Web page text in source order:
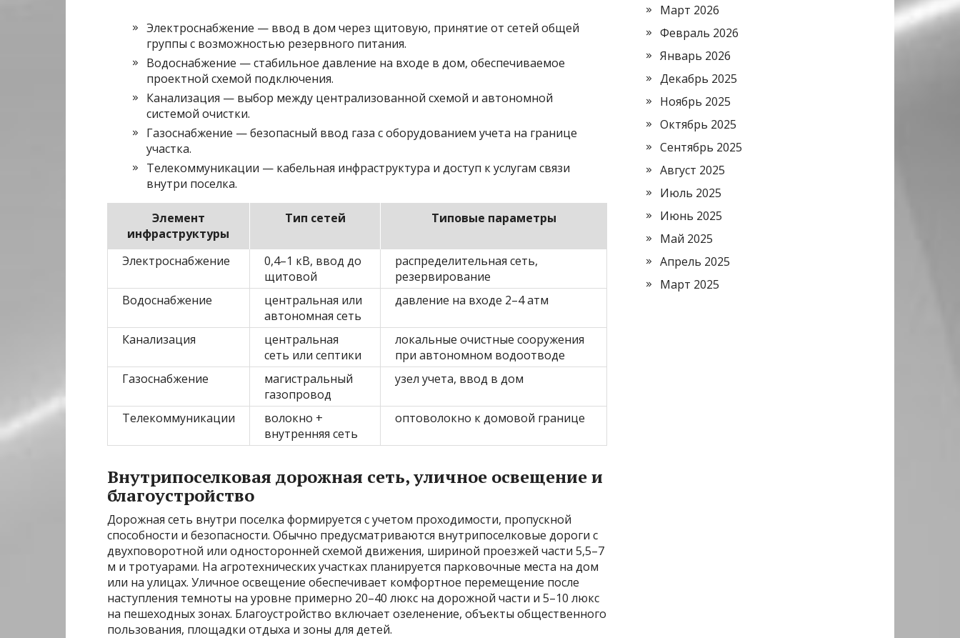
Электроснабжение — ввод в дом через щитовую, принятие от сетей общей
группы с возможностью резервного питания.
Водоснабжение — стабильное давление на входе в дом, обеспечиваемое
проектной схемой подключения.
Канализация — выбор между централизованной схемой и автономной
системой очистки.
Газоснабжение — безопасный ввод газа с оборудованием учета на границе
участка.
Телекоммуникации — кабельная инфраструктура и доступ к услугам связи
внутри поселка.
Элемент
инфраструктуры
Тип сетей Типовые параметры
Электроснабжение
0,4–1 кВ, ввод до
щитовой
распределительная сеть,
резервирование
Водоснабжение
центральная или
автономная сеть
давление на входе 2–4 атм
Канализация
центральная
сеть или септики
локальные очистные сооружения
при автономном водоотводе
Газоснабжение
магистральный
газопровод
узел учета, ввод в дом
Телекоммуникации
волокно +
внутренняя сеть
оптоволокно к домовой границе
Внутрипоселковая дорожная сеть, уличное освещение и
благоустройство
Дорожная сеть внутри поселка формируется с учетом проходимости, пропускной
способности и безопасности. Обычно предусматриваются внутрипоселковые дороги с
двухповоротной или односторонней схемой движения, шириной проезжей части 5,5–7
м и тротуарами. На агротехнических участках планируется парковочные места на дом
или на улицах. Уличное освещение обеспечивает комфортное перемещение после
наступления темноты на уровне примерно 20–40 люкс на дорожной части и 5–10 люкс
на пешеходных зонах. Благоустройство включает озеленение, объекты общественного
пользования, площадки отдыха и зоны для детей.
Март 2026
Февраль 2026
Январь 2026
Декабрь 2025
Ноябрь 2025
Октябрь 2025
Сентябрь 2025
Август 2025
Июль 2025
Июнь 2025
Май 2025
Апрель 2025
Март 2025